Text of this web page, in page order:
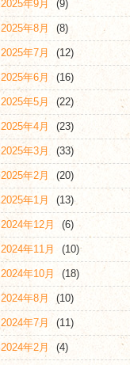
2025年9月 (9)
2025年8月 (8)
2025年7月 (12)
2025年6月 (16)
2025年5月 (22)
2025年4月 (23)
2025年3月 (33)
2025年2月 (20)
2025年1月 (13)
2024年12月 (6)
2024年11月 (10)
2024年10月 (18)
2024年8月 (10)
2024年7月 (11)
2024年2月 (4)